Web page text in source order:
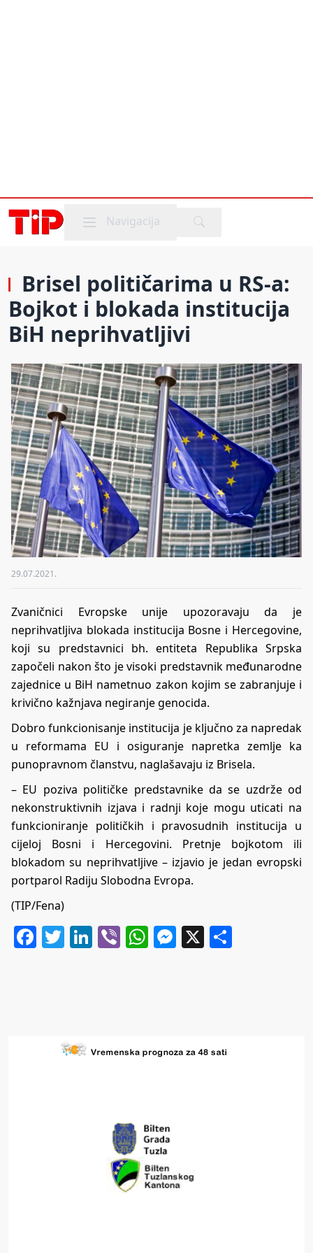
Mobile menu
Navigacija
Brisel političarima u RS-a:
Bojkot i blokada institucija
BiH neprihvatljivi
29.07.2021.
Zvaničnici Evropske unije upozoravaju da je
neprihvatljiva blokada institucija Bosne i Hercegovine,
koji su predstavnici bh. entiteta Republika Srpska
započeli nakon što je visoki predstavnik međunarodne
zajednice u BiH nametnuo zakon kojim se zabranjuje i
krivično kažnjava negiranje genocida.
Dobro funkcionisanje institucija je ključno za napredak
u reformama EU i osiguranje napretka zemlje ka
punopravnom članstvu, naglašavaju iz Brisela.
– EU poziva političke predstavnike da se uzdrže od
nekonstruktivnih izjava i radnji koje mogu uticati na
funkcioniranje političkih i pravosudnih institucija u
cijeloj Bosni i Hercegovini. Pretnje bojkotom ili
blokadom su neprihvatljive – izjavio je jedan evropski
portparol Radiju Slobodna Evropa.
(TIP/Fena)
Facebook
Twitter
LinkedIn
ViberWhatsApp
Messenger
X